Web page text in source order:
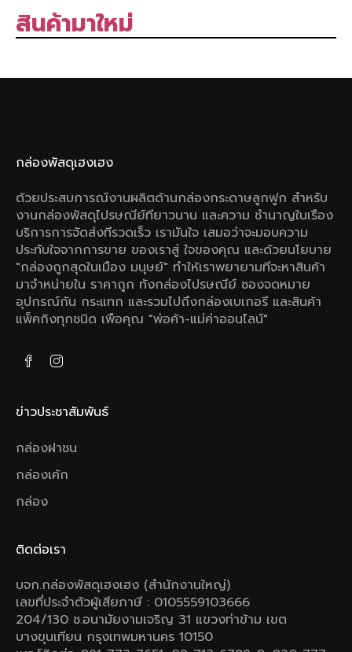
สินค้ามาใหม่
กล่องพัสดุเฮงเฮง
ด้วยประสบการณ์งานผลิตด้านกล่องกระดาษลูกฟูก สําหรับ
งานกล่องพัสดุไปรษณีย์ทียาวนาน และความ ชํานาญในเรือง
บริการการจัดส่งทีรวดเร็ว เรามันใจ เสมอว่าจะมอบความ
ประทับใจจากการขาย ของเราสู่ ใจของคุณ และด้วยนโยบาย
"กล่องถูกสุดในเมือง มนุษย์" ทําให้เราพยายามทีจะหาสินค้า
มาจําหน่ายใน ราคาถูก ทังกล่องไปรษณีย์ ซองจดหมาย
อุปกรณ์กัน กระแทก และรวมไปถึงกล่องเบเกอรี และสินค้า
แพ็คกิงทุกชนิด เพือคุณ "พ่อค้า-แม่ค่าออนไลน์"
ข่าวประชาสัมพันธ์
กล่องฝาชน
กล่องเค้ก
กล่อง
ติดต่อเรา
บจก.กล่องพัสดุเฮงเฮง (สำนักงานใหญ่)
เลขที่ประจำตัวผู้เสียภาษี : 0105559103666
204/130 ซ.อนามัยงามเจริญ 31 แขวงท่าข้าม เขต
บางขุนเทียน กรุงเทพมหานคร 10150